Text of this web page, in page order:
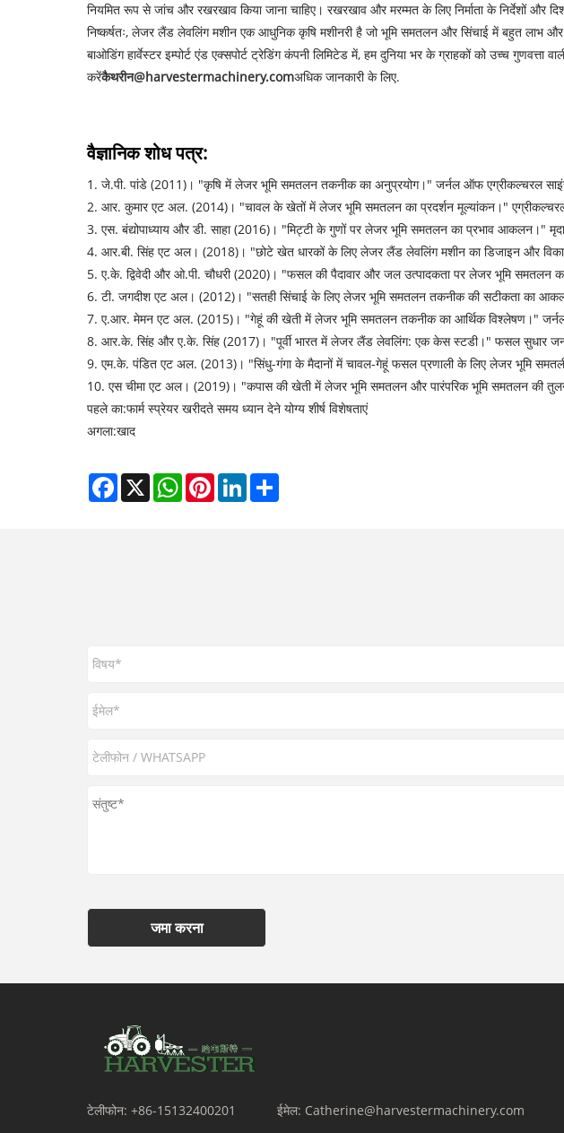
नियमित रूप से जांच और रखरखाव किया जाना चाहिए। रखरखाव और मरम्मत के लिए निर्माता के निर्देशों और
निष्कर्षतः, लेजर लैंड लेवलिंग मशीन एक आधुनिक कृषि मशीनरी है जो भूमि समतलन और सिंचाई में बहुत लाभ और
बाओडिंग हार्वेस्टर इम्पोर्ट एंड एक्सपोर्ट ट्रेडिंग कंपनी लिमिटेड में, हम दुनिया भर के ग्राहकों को उच्च
करेंकैथरीन@harvestermachinery.comअधिक जानकारी के लिए.
वैज्ञानिक शोध पत्र:
1. जे.पी. पांडे (2011)। "कृषि में लेजर भूमि समतलन तकनीक का अनुप्रयोग।" जर्नल ऑफ एग्रीकल्चरल
2. आर. कुमार एट अल. (2014)। "चावल के खेतों में लेजर भूमि समतलन का प्रदर्शन मूल्यांकन।"
3. एस. बंद्योपाध्याय और डी. साहा (2016)। "मिट्टी के गुणों पर लेजर भूमि समतलन का प्रभाव आकलन।"
4. आर.बी. सिंह एट अल। (2018)। "छोटे खेत धारकों के लिए लेजर लैंड लेवलिंग मशीन का डिजाइन और
5. ए.के. द्विवेदी और ओ.पी. चौधरी (2020)। "फसल की पैदावार और जल उत्पादकता पर लेजर भूमि
6. टी. जगदीश एट अल। (2012)। "सतही सिंचाई के लिए लेजर भूमि समतलन तकनीक की सटीकता का
7. ए.आर. मेमन एट अल. (2015)। "गेहूं की खेती में लेजर भूमि समतलन तकनीक का आर्थिक विश्लेषण।"
8. आर.के. सिंह और ए.के. सिंह (2017)। "पूर्वी भारत में लेजर लैंड लेवलिंग: एक केस स्टडी।" फसल सुधार
9. एम.के. पंडित एट अल. (2013)। "सिंधु-गंगा के मैदानों में चावल-गेहूं फसल प्रणाली के लिए लेजर भूमि
10. एस चीमा एट अल। (2019)। "कपास की खेती में लेजर भूमि समतलन और पारंपरिक भूमि समतलन की
पहले का:फार्म स्प्रेयर खरीदते समय ध्यान देने योग्य शीर्ष विशेषताएं
अगला:खाद
Facebook
X WhatsAppPinterestLinkedIn
जमा करना
टेलीफोन: +86-15132400201 ईमेल: Catherine@harvestermachinery.com